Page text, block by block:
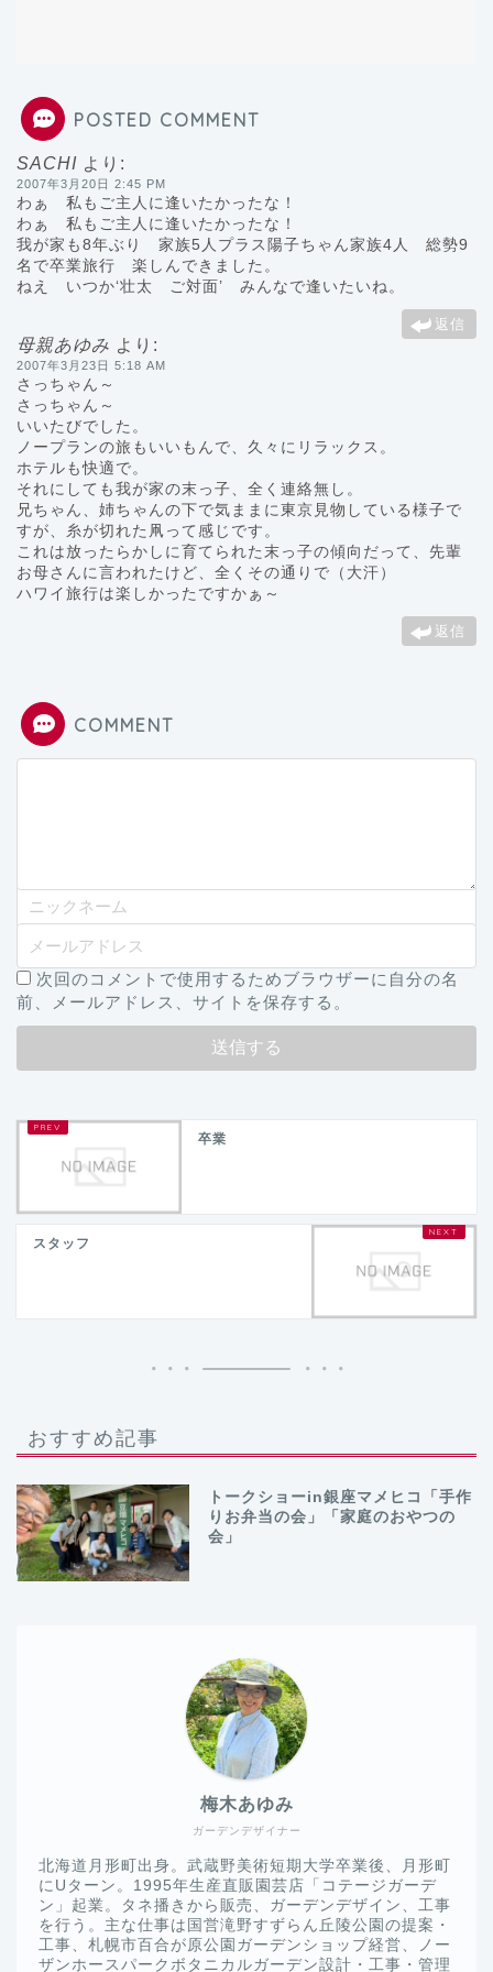
POSTED COMMENT
SACHI より:
2007年3月20日 2:45 PM
わぁ 私もご主人に逢いたかったな！
わぁ 私もご主人に逢いたかったな！
我が家も8年ぶり 家族5人プラス陽子ちゃん家族4人 総勢9
名で卒業旅行 楽しんできました。
ねえ いつか‘壮太 ご対面’ みんなで逢いたいね。
返信
母親あゆみ より:
2007年3月23日 5:18 AM
さっちゃん～
さっちゃん～
いいたびでした。
ノープランの旅もいいもんで、久々にリラックス。
ホテルも快適で。
それにしても我が家の末っ子、全く連絡無し。
兄ちゃん、姉ちゃんの下で気ままに東京見物している様子で
すが、糸が切れた凧って感じです。
これは放ったらかしに育てられた末っ子の傾向だって、先輩
お母さんに言われたけど、全くその通りで（大汗）
ハワイ旅行は楽しかったですかぁ～
返信
COMMENT
次回のコメントで使用するためブラウザーに自分の名
前、メールアドレス、サイトを保存する。
卒業
スタッフ
おすすめ記事
トークショーin銀座マメヒコ「手作
りお弁当の会」「家庭のおやつの
会」
ガーデンデザイナー
梅木あゆみ
北海道月形町出身。武蔵野美術短期大学卒業後、月形町
にUターン。1995年生産直販園芸店「コテージガーデ
ン」起業。タネ播きから販売、ガーデンデザイン、工事
を行う。主な仕事は国営滝野すずらん丘陵公園の提案・
工事、札幌市百合が原公園ガーデンショップ経営、ノー
ザンホースパークボタニカルガーデン設計・工事・管理